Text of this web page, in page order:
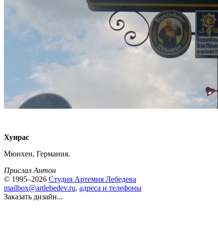
Хуирас
Мюнхен, Германия.
Прислал Антон
© 1995–2026 Студия Артемия Лебедева
mailbox@artlebedev.ru, адреса и телефоны
Заказать дизайн...